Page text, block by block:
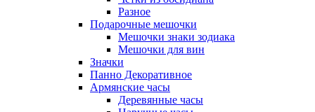
Разное
Подарочные мешочки
Мешочки знаки зодиака
Мешочки для вин
Значки
Панно Декоративное
Армянские часы
Деревянные часы